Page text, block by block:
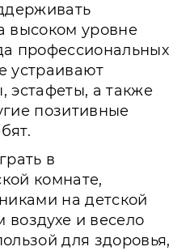
высоком уровне
профессиональных
устраивают
эстафеты, а также
позитивные
в
комнате,
на детской
и весело
для здоровья,